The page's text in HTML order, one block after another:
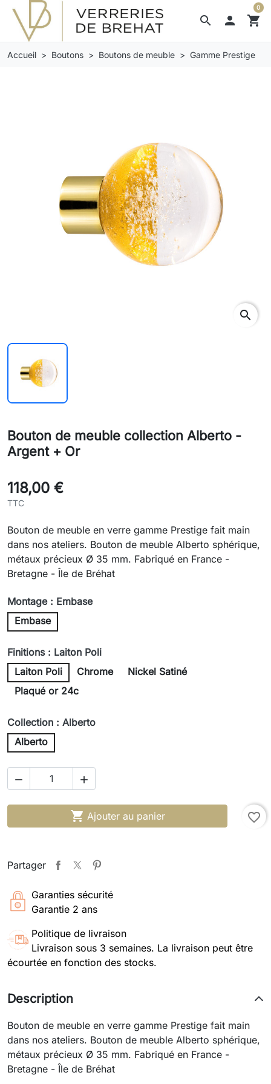
search  shopping_cart
0
Accueil Boutons Boutons de meuble Gamme Prestige
search
Bouton de meuble collection Alberto -
Argent + Or
118,00 €
TTC
Bouton de meuble en verre gamme Prestige fait main
dans nos ateliers. Bouton de meuble Alberto sphérique,
métaux précieux Ø 35 mm. Fabriqué en France -
Bretagne - Île de Bréhat
Montage : Embase
Embase
Finitions : Laiton Poli
Laiton Poli
Chrome
Nickel Satiné
Plaqué or 24c
Collection : Alberto
Alberto
 
 Ajouter au panier favorite_border
Partager
Garanties sécurité
Garantie 2 ans
Politique de livraison
Livraison sous 3 semaines. La livraison peut être
écourtée en fonction des stocks.
Description
Bouton de meuble en verre gamme Prestige fait main
dans nos ateliers. Bouton de meuble Alberto sphérique,
métaux précieux Ø 35 mm. Fabriqué en France -
Bretagne - Île de Bréhat